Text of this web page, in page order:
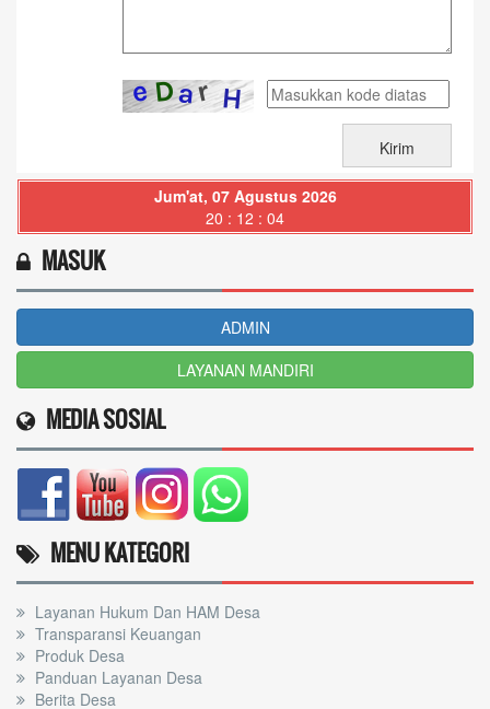
Jum'at, 07 Agustus 2026
20 : 12 : 06
MASUK
ADMIN
LAYANAN MANDIRI
MEDIA SOSIAL
MENU KATEGORI
Layanan Hukum Dan HAM Desa
Transparansi Keuangan
Produk Desa
Panduan Layanan Desa
Berita Desa